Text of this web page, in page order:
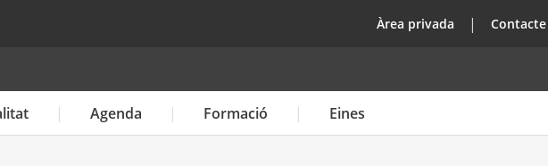
top
Àrea privada Contacte
Agenda Formació Eines